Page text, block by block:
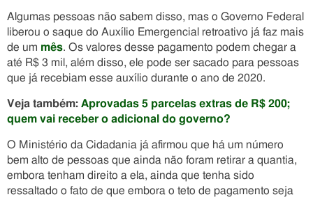
Algumas pessoas não sabem disso, mas o Governo Federal
liberou o saque do Auxílio Emergencial retroativo já faz mais
de um mês. Os valores desse pagamento podem chegar a
até R$ 3 mil, além disso, ele pode ser sacado para pessoas
que já recebiam esse auxílio durante o ano de 2020.
Veja também: Aprovadas 5 parcelas extras de R$ 200;
quem vai receber o adicional do governo?
O Ministério da Cidadania já afirmou que há um número
bem alto de pessoas que ainda não foram retirar a quantia,
embora tenham direito a ela, ainda que tenha sido
ressaltado o fato de que embora o teto de pagamento seja